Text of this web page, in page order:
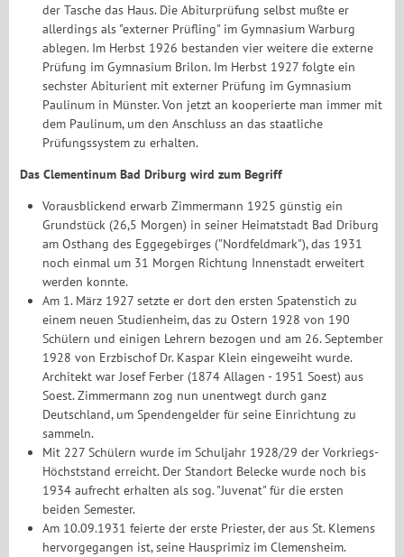
der Tasche das Haus. Die Abiturprüfung selbst mußte er
allerdings als "externer Prüfling" im Gymnasium Warburg
ablegen. Im Herbst 1926 bestanden vier weitere die externe
Prüfung im Gymnasium Brilon. Im Herbst 1927 folgte ein
sechster Abiturient mit externer Prüfung im Gymnasium
Paulinum in Münster. Von jetzt an kooperierte man immer mit
dem Paulinum, um den Anschluss an das staatliche
Prüfungssystem zu erhalten.
Das Clementinum Bad Driburg wird zum Begriff
Vorausblickend erwarb Zimmermann 1925 günstig ein
Grundstück (26,5 Morgen) in seiner Heimatstadt Bad Driburg
am Osthang des Eggegebirges ("Nordfeldmark"), das 1931
noch einmal um 31 Morgen Richtung Innenstadt erweitert
werden konnte.
Am 1. März 1927 setzte er dort den ersten Spatenstich zu
einem neuen Studienheim, das zu Ostern 1928 von 190
Schülern und einigen Lehrern bezogen und am 26. September
1928 von Erzbischof Dr. Kaspar Klein eingeweiht wurde.
Architekt war Josef Ferber (1874 Allagen - 1951 Soest) aus
Soest. Zimmermann zog nun unentwegt durch ganz
Deutschland, um Spendengelder für seine Einrichtung zu
sammeln.
Mit 227 Schülern wurde im Schuljahr 1928/29 der Vorkriegs-
Höchststand erreicht. Der Standort Belecke wurde noch bis
1934 aufrecht erhalten als sog. "Juvenat" für die ersten
beiden Semester.
Am 10.09.1931 feierte der erste Priester, der aus St. Klemens
hervorgegangen ist, seine Hausprimiz im Clemensheim.